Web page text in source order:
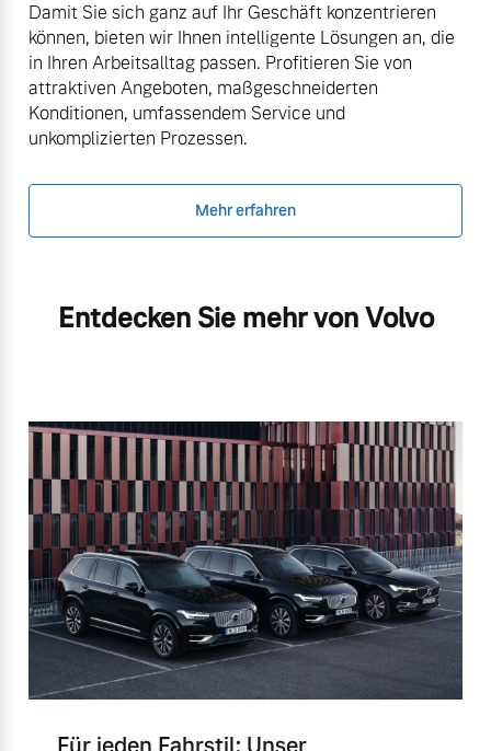
Damit Sie sich ganz auf Ihr Geschäft konzentrieren
können, bieten wir Ihnen intelligente Lösungen an, die
in Ihren Arbeitsalltag passen. Profitieren Sie von
attraktiven Angeboten, maßgeschneiderten
Konditionen, umfassendem Service und
unkomplizierten Prozessen.
Mehr erfahren
Entdecken Sie mehr von Volvo
Für jeden Fahrstil: Unser